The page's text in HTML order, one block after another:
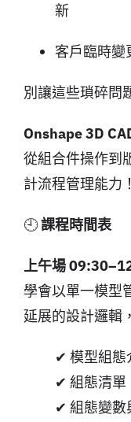
新
客戶臨時變
別讓這些瑣碎問
Onshape 3D
從組合件操作到
計流程管理能力！
🕘課程時間表
上午場
學會以單一模型
延展的設計邏輯
✔ 模型組態
✔ 組態清單
✔ 組態變數